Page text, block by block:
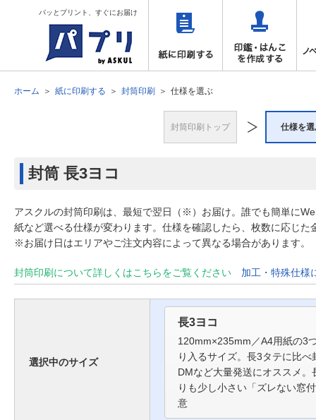
パッとプリント、すぐにお届け
ホーム 紙に印刷する 封筒印刷 仕様を選ぶ
封筒印刷トップ 仕様を
封筒 長3ヨコ
アスクルの封筒印刷は、最短で翌日（※）お届け。誰でも簡単に
紙など選べる仕様が変わります。仕様を確認したら、枚数に応じ
※お届け日はエリアやご注文内容によって異なる場合があります。
封筒印刷について詳しくはこちらをご覧ください 加工・特殊仕様
選択中のサイズ
長3ヨコ
120mm×235mm／A4用紙の3
り入るサイズ。長3タテに比べ
DMなど大量発送にオススメ。
りも少し小さい「ズレない窓
意